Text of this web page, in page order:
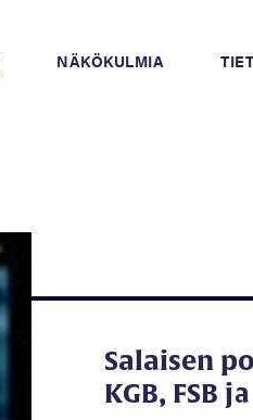
NÄKÖKULMIA
Salaisen
KGB, FSB